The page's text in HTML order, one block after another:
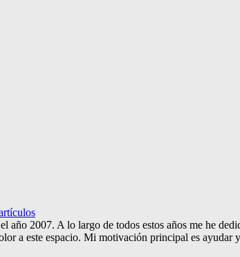
año 2007. A lo largo de todos estos años me he
a este espacio. Mi motivación principal es ayudar